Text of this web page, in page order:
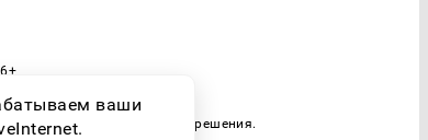
наличии письменного разрешения.
ваши